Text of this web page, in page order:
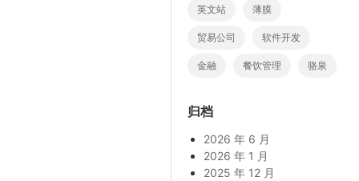
英文站 薄膜
贸易公司 软件开发
金融 餐饮管理 骆泉
归档
2026 年 6 月
2026 年 1 月
2025 年 12 月